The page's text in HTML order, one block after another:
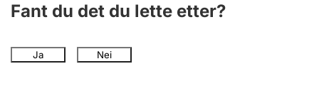
Fant du det du lette etter?
Ja Nei